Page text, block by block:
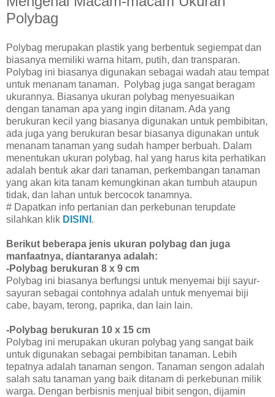
Polybag
Polybag merupakan plastik yang berbentuk segiempat dan
biasanya memiliki warna hitam, putih, dan transparan.
Polybag ini biasanya digunakan sebagai wadah atau tempat
untuk menanam tanaman. Polybag juga sangat beragam
ukurannya. Biasanya ukuran polybag menyesuaikan
dengan tanaman apa yang ingin ditanam. Ada yang
berukuran kecil yang biasanya digunakan untuk pembibitan,
ada juga yang berukuran besar biasanya digunakan untuk
menanam tanaman yang sudah hamper berbuah. Dalam
menentukan ukuran polybag, hal yang harus kita perhatikan
adalah bentuk akar dari tanaman, perkembangan tanaman
yang akan kita tanam kemungkinan akan tumbuh ataupun
tidak, dan lahan untuk bercocok tanamnya.
# Dapatkan info pertanian dan perkebunan terupdate
silahkan klik DISINI .
Berikut beberapa jenis ukuran polybag dan juga
manfaatnya, diantaranya adalah:
-Polybag berukuran 8 x 9 cm
Polybag ini biasanya berfungsi untuk menyemai biji sayur-
sayuran sebagai contohnya adalah untuk menyemai biji
cabe, bayam, terong, paprika, dan lain lain.
-Polybag berukuran 10 x 15 cm
Polybag ini merupakan ukuran polybag yang sangat baik
untuk digunakan sebagai pembibitan tanaman. Lebih
tepatnya adalah tanaman sengon. Tanaman sengon adalah
salah satu tanaman yang baik ditanam di perkebunan milik
warga. Dengan berbisnis menjual bibit sengon, dijamin